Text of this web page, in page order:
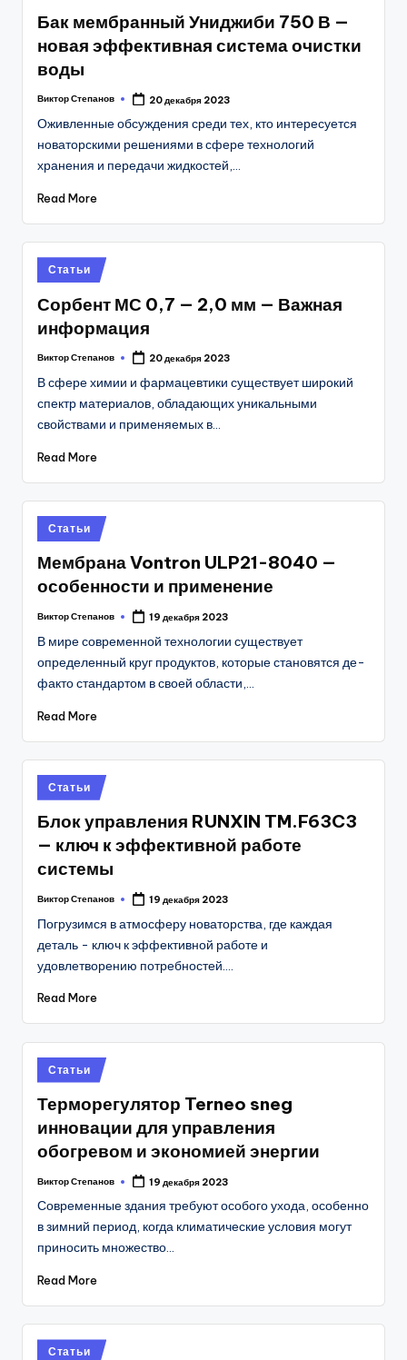
Бак мембранный Униджиби 750 В —
новая эффективная система очистки
воды
Posted
Виктор Степанов 20 декабря 2023
Оживленные обсуждения среди тех, кто интересуется
новаторскими решениями в сфере технологий
хранения и передачи жидкостей,…
Read More
Posted
in
Статьи
Сорбент МС 0,7 — 2,0 мм — Важная
информация
Posted
Виктор Степанов 20 декабря 2023
В сфере химии и фармацевтики существует широкий
спектр материалов, обладающих уникальными
свойствами и применяемых в…
Read More
Posted
in
Статьи
Мембрана Vontron ULP21-8040 —
особенности и применение
Posted
Виктор Степанов 19 декабря 2023
В мире современной технологии существует
определенный круг продуктов, которые становятся де-
факто стандартом в своей области,…
Read More
Posted
in
Статьи
Блок управления RUNXIN TM.F63C3
— ключ к эффективной работе
системы
Posted
Виктор Степанов 19 декабря 2023
Погрузимся в атмосферу новаторства, где каждая
деталь - ключ к эффективной работе и
удовлетворению потребностей.…
Read More
Posted
in
Статьи
Терморегулятор Terneo sneg
инновации для управления
обогревом и экономией энергии
Posted
Виктор Степанов 19 декабря 2023
Современные здания требуют особого ухода, особенно
в зимний период, когда климатические условия могут
приносить множество…
Read More
Posted
Статьи